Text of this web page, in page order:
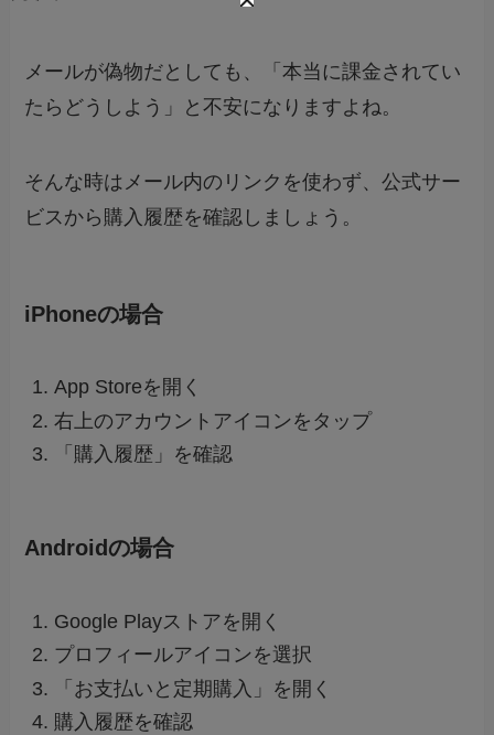
メールが偽物だとしても、「本当に課金されてい
たらどうしよう」と不安になりますよね。
そんな時はメール内のリンクを使わず、公式サー
ビスから購入履歴を確認しましょう。
iPhoneの場合
App Storeを開く
右上のアカウントアイコンをタップ
「購入履歴」を確認
Androidの場合
Google Playストアを開く
プロフィールアイコンを選択
「お支払いと定期購入」を開く
購入履歴を確認